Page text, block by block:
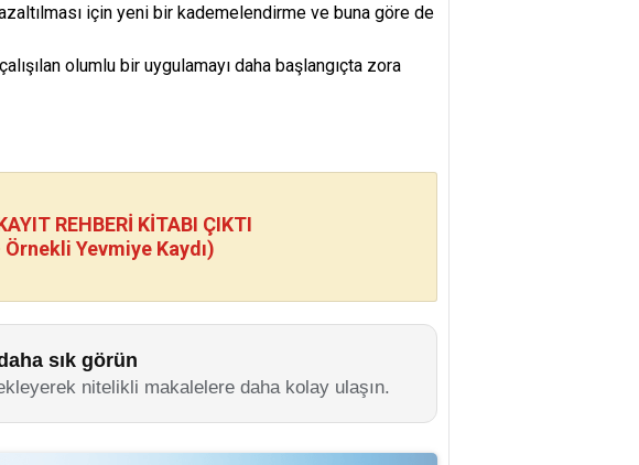
için yeni bir kademelendirme ve buna göre de
olumlu bir uygulamayı daha başlangıçta zora
REHBERİ KİTABI ÇIKTI
Yevmiye Kaydı)
sık görün
nitelikli makalelere daha kolay ulaşın.